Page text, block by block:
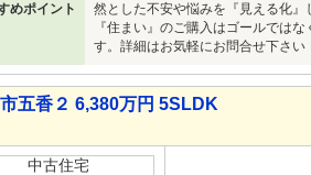
めポイント
然とした不安や悩みを『見える化』
『住まい』のご購入はゴールでは
す。詳細はお気軽にお問合せ下さい
五香２ 6,380万円 5SLDK
中古住宅